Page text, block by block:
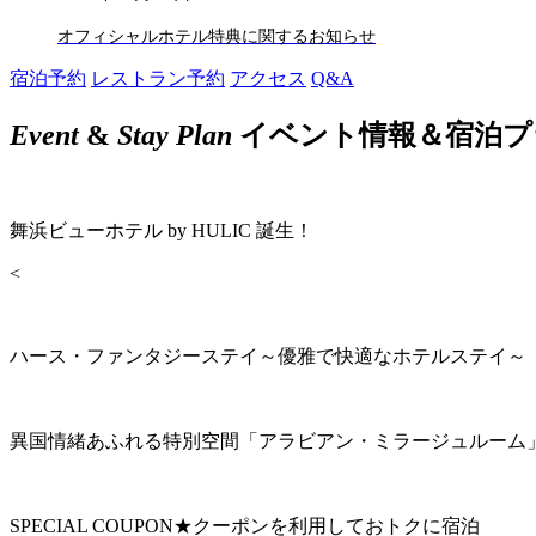
オフィシャルホテル特典に関するお知らせ
宿泊予約 レストラン予約 アクセス Q&A
Event& Stay Plan イベント情報＆宿泊
舞浜ビューホテル by HULIC 誕生！
<
ハース・ファンタジーステイ～優雅で快適なホテルステイ～
異国情緒あふれる特別空間「アラビアン・ミラージュルーム
SPECIAL COUPON★クーポンを利用しておトクに宿泊